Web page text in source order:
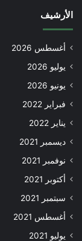
الأرشيف
أغسطس 2026
يوليو 2026
يونيو 2026
فبراير 2022
يناير 2022
ديسمبر 2021
نوفمبر 2021
أكتوبر 2021
سبتمبر 2021
أغسطس 2021
يوليو 2021